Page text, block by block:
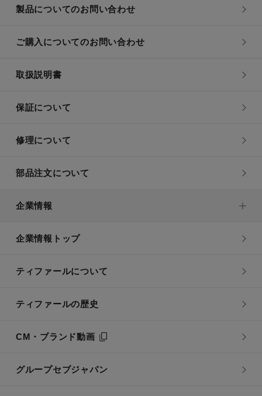
製品についてのお問い合わせ
ご購入についてのお問い合わせ
取扱説明書
保証について
修理について
部品注文について
企業情報
企業情報トップ
ティファールについて
ティファールの歴史
CM・ブランド動画
グループセブジャパン